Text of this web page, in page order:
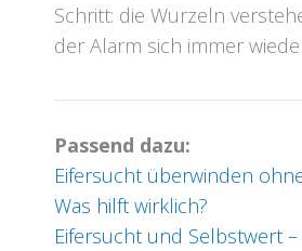
Schritt: die Wurzeln
der Alarm sich immer
Passend dazu:
Eifersucht überwinden
Was hilft wirklich?
Eifersucht und Selbstwert